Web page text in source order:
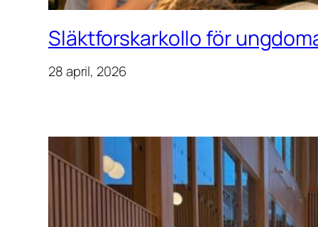
Släktforskarkollo för
28 april, 2026